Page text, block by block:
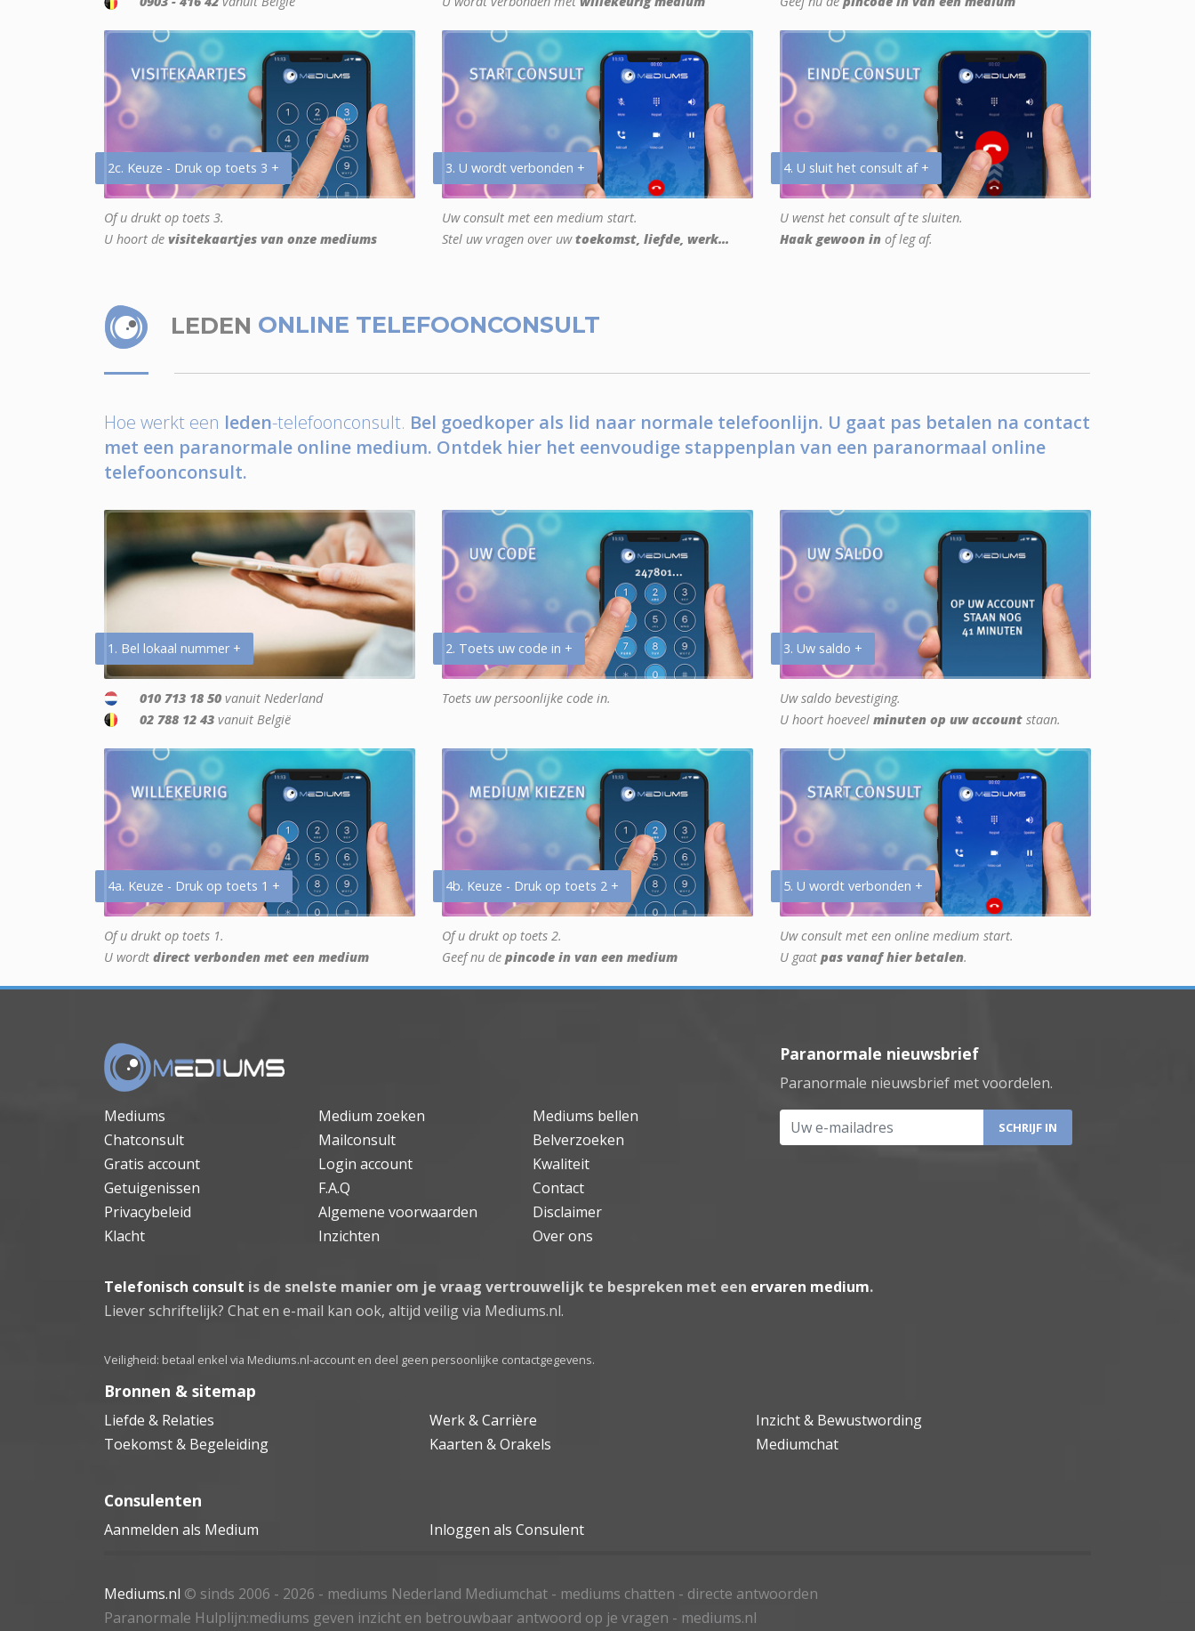
2c. Keuze - Druk op toets 3 +
Of u drukt op toets 3.
U hoort de visitekaartjes van onze mediums
3. U wordt verbonden +
Uw consult met een medium start.
Stel uw vragen over uwtoekomst, liefde, werk...
4. U sluit het consult af +
U wenst het consult af te sluiten.
Haak gewoon in of leg af.
LEDEN ONLINE TELEFOONCONSULT
Hoe werkt een leden-telefoonconsult. Bel goedkoper als lid naar normale telefoonlijn. U gaat pas betalen na contact
met een paranormale online medium. Ontdek hier het eenvoudige stappenplan van een paranormaal online
telefoonconsult.
1. Bel lokaal nummer +
010 713 18 50 vanuit Nederland
02 788 12 43 vanuit België
2. Toets uw code in +
Toets uw persoonlijke code in.
3. Uw saldo +
Uw saldo bevestiging.
U hoort hoeveel minuten op uw account staan.
4a. Keuze - Druk op toets 1 +
Of u drukt op toets 1.
U wordt direct verbonden met een medium
4b. Keuze - Druk op toets 2 +
Of u drukt op toets 2.
Geef nu de pincode in van een medium
5. U wordt verbonden +
Uw consult met een online medium start.
U gaat pas vanaf hier betalen.
Mediums Medium zoeken
Mediums bellen
Chatconsult
Mailconsult
Belverzoeken
Gratis account
Login account
Kwaliteit
Getuigenissen
F.A.Q
Contact
Privacybeleid
Algemene voorwaarden
Disclaimer
Klacht
Inzichten Over ons
Paranormale nieuwsbrief
Paranormale nieuwsbrief met voordelen.
Uw e-mailadres
Telefonisch consult is de snelste manier om je vraag vertrouwelijk te bespreken met een ervaren medium.
Liever schriftelijk? Chat en e-mail kan ook, altijd veilig via Mediums.nl.
Veiligheid: betaal enkel via Mediums.nl-account en deel geen persoonlijke contactgegevens.
Bronnen & sitemap
Liefde & Relaties Werk & Carrière
Inzicht & Bewustwording
Toekomst & Begeleiding
Kaarten & Orakels Mediumchat
Consulenten
Aanmelden als Medium Inloggen als Consulent
Mediums.nl © sinds 2006 - 2026 - mediums Nederland Mediumchat - mediums chatten - directe antwoorden
Paranormale Hulplijn:mediums geven inzicht en betrouwbaar antwoord op je vragen - mediums.nl